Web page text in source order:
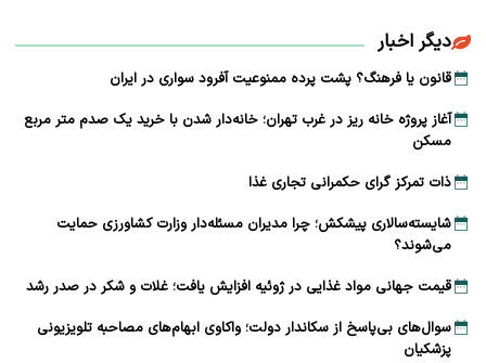
دیگر اخبار
قانون یا فرهنگ؟ پشت پرده ممنوعیت آفرود سواری در ایران
آغاز پروژه خانه ریز در غرب تهران؛ خانه‌دار شدن با خرید یک صدم متر مربع
مسکن
ذات تمرکز گرای حکمرانی تجاری غذا
شایسته‌سالاری پیشکش؛ چرا مدیران مسئله‌دار وزارت کشاورزی حمایت
می‌شوند؟
قیمت جهانی مواد غذایی در ژوئیه افزایش یافت؛ غلات و شکر در صدر رشد
سوال‌های بی‌پاسخ از سکاندار دولت؛ واکاوی ابهام‌های مصاحبه تلویزیونی
پزشکیان